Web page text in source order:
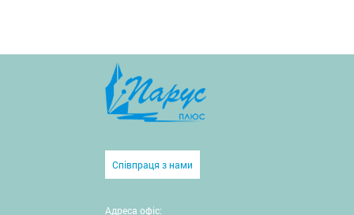
Співпраця з нами
Адреса офіс: